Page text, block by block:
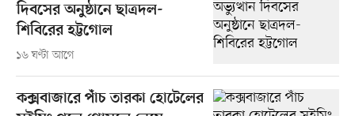
দিবসের অনুষ্ঠানে ছাত্রদল-
শিবিরের হট্টগোল
১৬ ঘণ্টা আগে
কক্সবাজারে পাঁচ তারকা হোটেলের